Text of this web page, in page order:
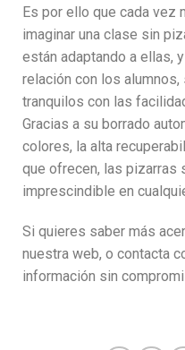
Es por ello que cada vez
imaginar una clase sin
están adaptando a ellas,
relación con los
tranquilos con las
Gracias a su borrado
colores, la alta
que ofrecen, las pizarras
imprescindible en
Si quieres saber más
nuestra web, o contacta
información sin